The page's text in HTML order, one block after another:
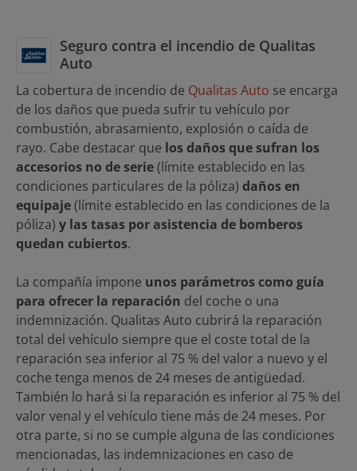
Seguro contra el incendio de Qualitas
Auto
La cobertura de incendio de Qualitas Auto se encarga
de los daños que pueda sufrir tu vehículo por
combustión, abrasamiento, explosión o caída de
rayo. Cabe destacar que los daños que sufran los
accesorios no de serie(límite establecido en las
condiciones particulares de la póliza) daños en
equipaje(límite establecido en las condiciones de la
póliza) y las tasas por asistencia de bomberos
quedan cubiertos.
La compañía impone unos parámetros como guía
para ofrecer la reparación del coche o una
indemnización. Qualitas Auto cubrirá la reparación
total del vehículo siempre que el coste total de la
reparación sea inferior al 75 % del valor a nuevo y el
coche tenga menos de 24 meses de antigüedad.
También lo hará si la reparación es inferior al 75 % del
valor venal y el vehículo tiene más de 24 meses. Por
otra parte, si no se cumple alguna de las condiciones
mencionadas, las indemnizaciones en caso de